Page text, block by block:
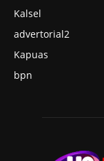
Kalsel
advertorial2
Kapuas
bpn